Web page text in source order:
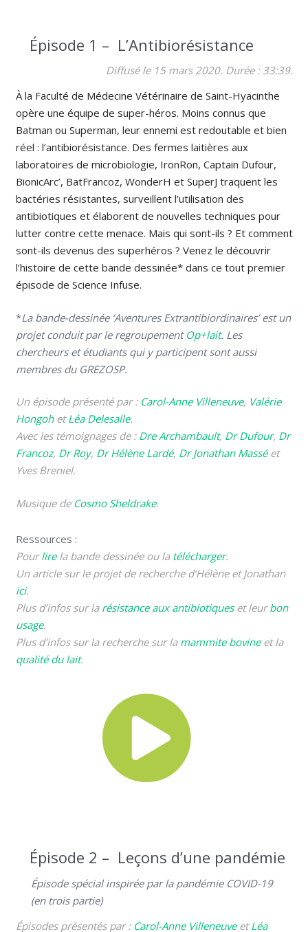
Épisode 1 – L’Antibiorésistance
Diffusé le 15 mars 2020. Durée : 33:39.
À la Faculté de Médecine Vétérinaire de Saint-Hyacinthe
opère une équipe de super-héros. Moins connus que
Batman ou Superman, leur ennemi est redoutable et bien
réel : l’antibiorésistance. Des fermes laitières aux
laboratoires de microbiologie, IronRon, Captain Dufour,
BionicArc’, BatFrancoz, WonderH et SuperJ traquent les
bactéries résistantes, surveillent l’utilisation des
antibiotiques et élaborent de nouvelles techniques pour
lutter contre cette menace. Mais qui sont-ils ? Et comment
sont-ils devenus des superhéros ? Venez le découvrir
l’histoire de cette bande dessinée* dans ce tout premier
épisode de Science Infuse.
*La bande-dessinée ‘Aventures Extrantibiordinaires’ est un
projet conduit par le regroupement Op+lait. Les
chercheurs et étudiants qui y participent sont aussi
membres du GREZOSP.
Un épisode présenté par : Carol-Anne Villeneuve, Valérie
HongohetLéa Delesalle.
Avec les témoignages de : Dre Archambault, Dr Dufour, Dr
Francoz, Dr Roy, Dr Hélène Lardé, Dr Jonathan Masséet
Yves Breniel.
Musique de Cosmo Sheldrake.
Ressources :
Pourlire la bande dessinée ou la télécharger.
Un article sur le projet de recherche d’Hélène et Jonathan
ici.
Plus d’infos sur la résistance aux antibiotiqueset leurbon
usage.
Plus d’infos sur la recherche sur la mammite bovineet la
qualité du lait.
Épisode 2 – Leçons d’une pandémie
Épisode spécial inspirée par la pandémie COVID-19
(en trois partie)
Épisodes présentés par : Carol-Anne VilleneuveetLéa